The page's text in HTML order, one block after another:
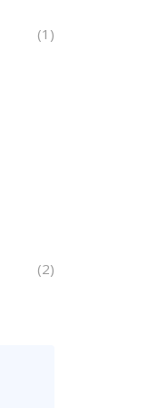
(1)
(2)